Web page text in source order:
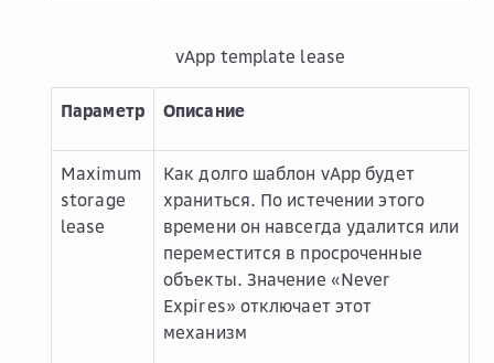
vApp template lease
Параметр Описание
Maximum
storage
lease
Как долго шаблон vApp будет
храниться. По истечении этого
времени он навсегда удалится или
переместится в просроченные
объекты. Значение «Never
Expires» отключает этот
механизм